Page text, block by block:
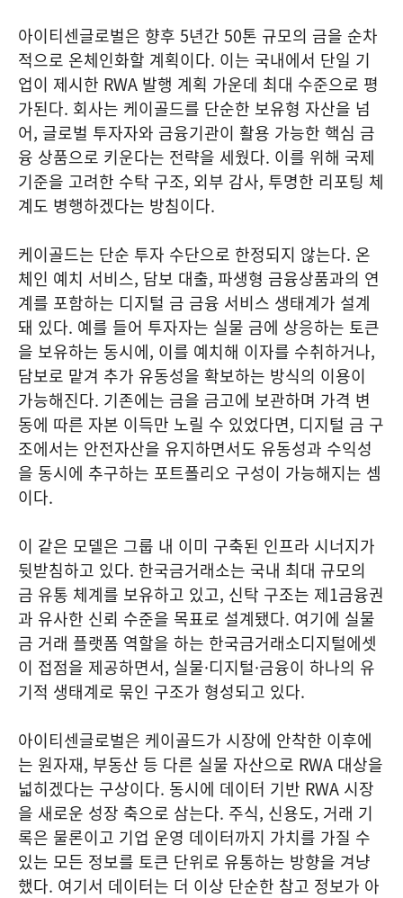
아이티센글로벌은 향후 5년간 50톤 규모의 금을 순차
적으로 온체인화할 계획이다. 이는 국내에서 단일 기
업이 제시한 RWA 발행 계획 가운데 최대 수준으로 평
가된다. 회사는 케이골드를 단순한 보유형 자산을 넘
어, 글로벌 투자자와 금융기관이 활용 가능한 핵심 금
융 상품으로 키운다는 전략을 세웠다. 이를 위해 국제
기준을 고려한 수탁 구조, 외부 감사, 투명한 리포팅 체
계도 병행하겠다는 방침이다.
케이골드는 단순 투자 수단으로 한정되지 않는다. 온
체인 예치 서비스, 담보 대출, 파생형 금융상품과의 연
계를 포함하는 디지털 금 금융 서비스 생태계가 설계
돼 있다. 예를 들어 투자자는 실물 금에 상응하는 토큰
을 보유하는 동시에, 이를 예치해 이자를 수취하거나,
담보로 맡겨 추가 유동성을 확보하는 방식의 이용이
가능해진다. 기존에는 금을 금고에 보관하며 가격 변
동에 따른 자본 이득만 노릴 수 있었다면, 디지털 금 구
조에서는 안전자산을 유지하면서도 유동성과 수익성
을 동시에 추구하는 포트폴리오 구성이 가능해지는 셈
이다.
이 같은 모델은 그룹 내 이미 구축된 인프라 시너지가
뒷받침하고 있다. 한국금거래소는 국내 최대 규모의
금 유통 체계를 보유하고 있고, 신탁 구조는 제1금융권
과 유사한 신뢰 수준을 목표로 설계됐다. 여기에 실물
금 거래 플랫폼 역할을 하는 한국금거래소디지털에셋
이 접점을 제공하면서, 실물·디지털·금융이 하나의 유
기적 생태계로 묶인 구조가 형성되고 있다.
아이티센글로벌은 케이골드가 시장에 안착한 이후에
는 원자재, 부동산 등 다른 실물 자산으로 RWA 대상을
넓히겠다는 구상이다. 동시에 데이터 기반 RWA 시장
을 새로운 성장 축으로 삼는다. 주식, 신용도, 거래 기
록은 물론이고 기업 운영 데이터까지 가치를 가질 수
있는 모든 정보를 토큰 단위로 유통하는 방향을 겨냥
했다. 여기서 데이터는 더 이상 단순한 참고 정보가 아